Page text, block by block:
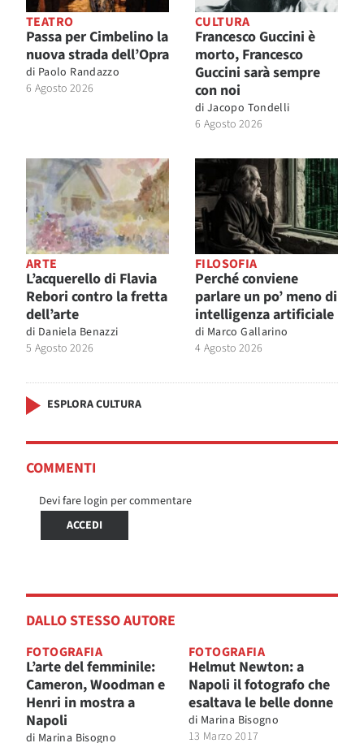
TEATRO
Passa per Cimbelino la
nuova strada dell’Opra
di Paolo Randazzo
6 Agosto 2026
CULTURA
Francesco Guccini è
morto, Francesco
Guccini sarà sempre
con noi
di Jacopo Tondelli
6 Agosto 2026
ARTE
L’acquerello di Flavia
Rebori contro la fretta
dell’arte
di Daniela Benazzi
5 Agosto 2026
FILOSOFIA
Perché conviene
parlare un po’ meno di
intelligenza artificiale
di Marco Gallarino
4 Agosto 2026
ESPLORA CULTURA
COMMENTI
Devi fare login per commentare
ACCEDI
DALLO STESSO AUTORE
FOTOGRAFIA
L’arte del femminile:
Cameron, Woodman e
Henri in mostra a
Napoli
di Marina Bisogno
FOTOGRAFIA
Helmut Newton: a
Napoli il fotografo che
esaltava le belle donne
di Marina Bisogno
13 Marzo 2017